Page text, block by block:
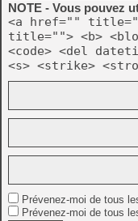
NOTE - Vous pouvez
<a href=""
title=""> <b>
<code> <del
<s> <strike>
Prévenez-moi de tous
Prévenez-moi de tous